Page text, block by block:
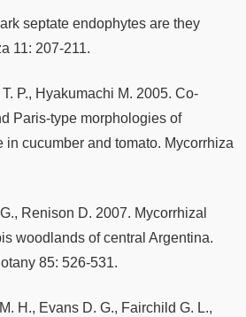
septate endophytes are they
11: 207-211.
P., Hyakumachi M. 2005. Co-
Paris-type morphologies of
in cucumber and tomato. Mycorrhiza
Renison D. 2007. Mycorrhizal
woodlands of central Argentina.
85: 526-531.
H., Evans D. G., Fairchild G. L.,